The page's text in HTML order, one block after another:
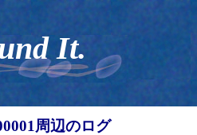
It.
周辺のログ